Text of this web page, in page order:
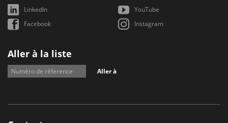
LinkedIn
YouTube
Facebook
Instagram
Aller à la liste
Aller à